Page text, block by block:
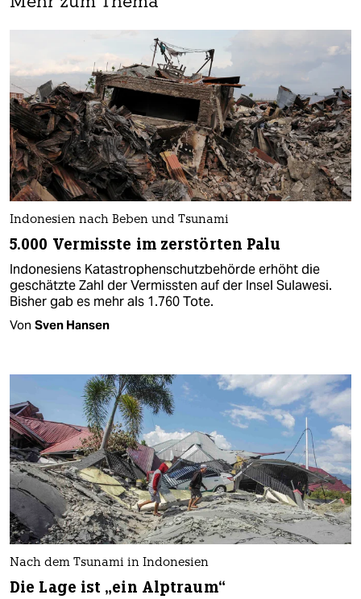
Indonesien nach Beben und Tsunami
5.000 Vermisste im zerstörten Palu
Indonesiens Katastrophenschutzbehörde erhöht die
geschätzte Zahl der Vermissten auf der Insel Sulawesi.
Bisher gab es mehr als 1.760 Tote.
Von Sven Hansen
Nach dem Tsunami in Indonesien
Die Lage ist „ein Alptraum“